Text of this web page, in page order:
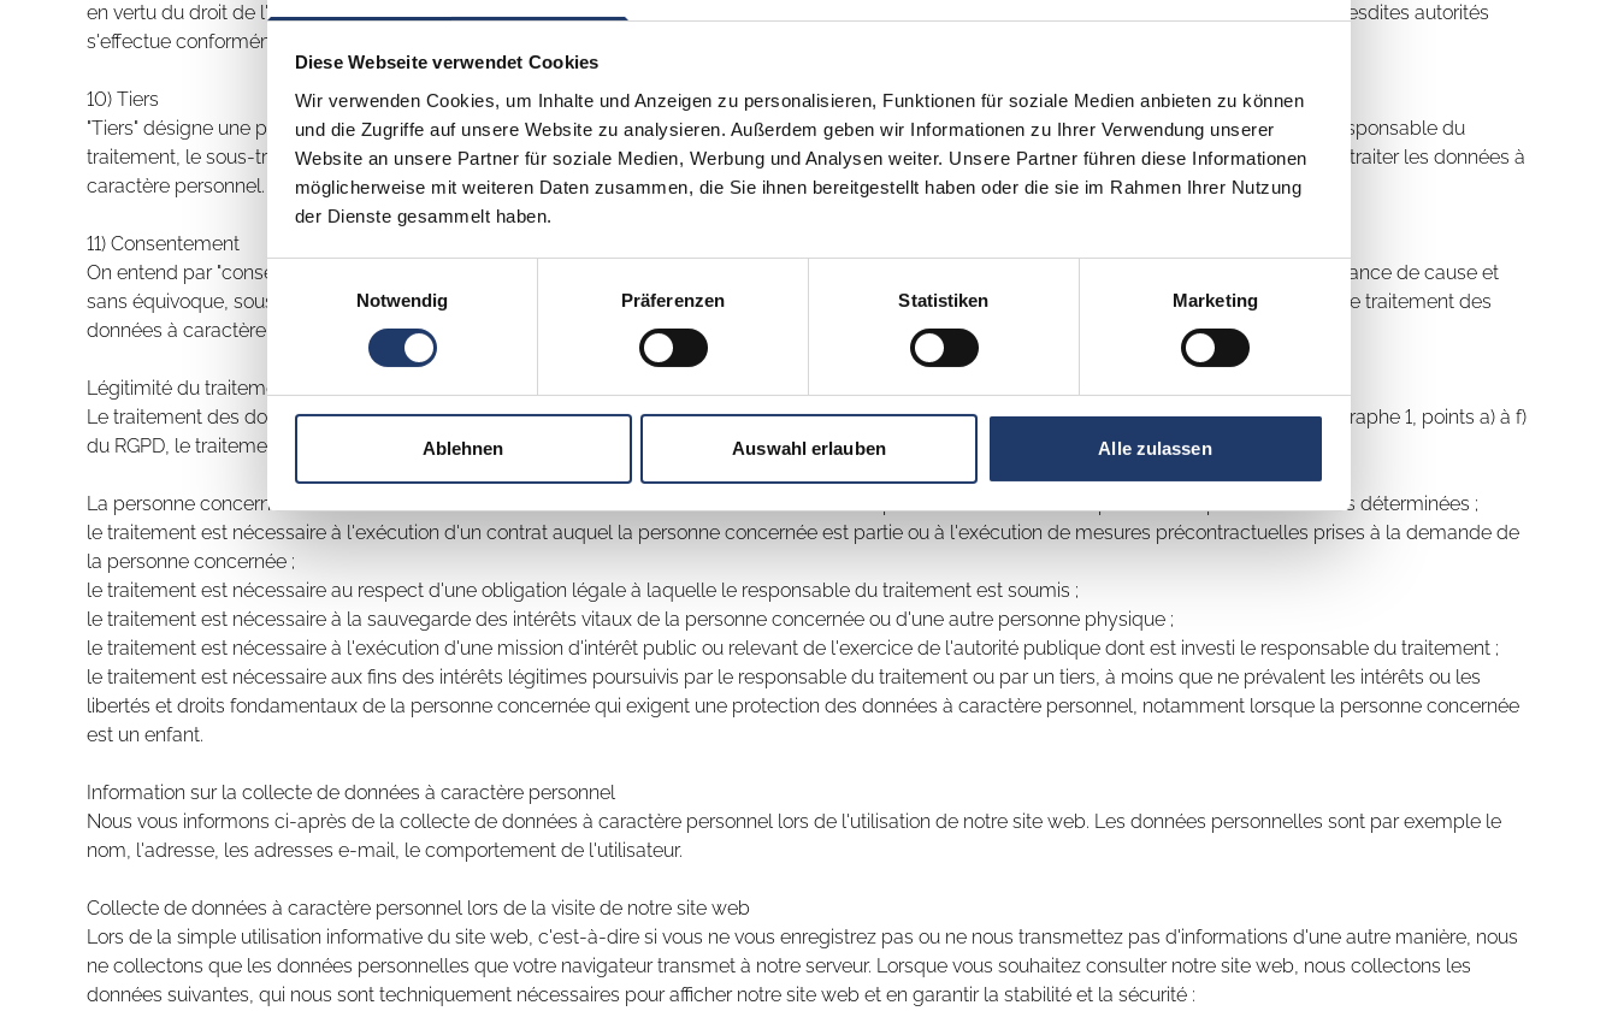
Diese Webseite verwendet Cookies
Wir verwenden Cookies, um Inhalte und Anzeigen zu personalisieren, Funktionen für soziale Medien anbieten zu können
und die Zugriffe auf unsere Website zu analysieren. Außerdem geben wir Informationen zu Ihrer Verwendung unserer
Website an unsere Partner für soziale Medien, Werbung und Analysen weiter. Unsere Partner führen diese Informationen
möglicherweise mit weiteren Daten zusammen, die Sie ihnen bereitgestellt haben oder die sie im Rahmen Ihrer Nutzung
der Dienste gesammelt haben.
Einwilligungsauswahl
Notwendig
Präferenzen Statistiken Marketing
Ablehnen Auswahl erlauben Alle zulassen
en vertu du droit de l'Union ou du droit des États membres ne sont pas considérées comme des destinataires ; le traitement de ces données par lesdites autorités
s'effectue conformément à la législation applicable en matière de protection des données, conformément aux finalités du traitement.
10) Tiers
"Tiers" désigne une personne physique ou morale, une autorité publique, un organisme ou un autre service autre que la personne concernée, le responsable du
traitement, le sous-traitant et les personnes qui, placées sous l'autorité directe du responsable du traitement ou du sous-traitant, sont habilitées à traiter les données à
caractère personnel.
11) Consentement
On entend par "consentement" de la personne concernée toute manifestation de volonté, exprimée librement pour un cas spécifique, en connaissance de cause et
sans équivoque, sous la forme d'une déclaration ou de tout autre acte confirmatif clair, par lequel la personne concernée indique qu'elle accepte le traitement des
données à caractère personnel la concernant.
Légitimité du traitement
Le traitement des données à caractère personnel n'est licite que s'il existe une base juridique pour le traitement. Conformément à l'article 6, paragraphe 1, points a) à f)
du RGPD, le traitement peut notamment avoir pour base juridique :
La personne concernée a donné son consentement au traitement des données à caractère personnel la concernant pour une ou plusieurs finalités déterminées ;
le traitement est nécessaire à l'exécution d'un contrat auquel la personne concernée est partie ou à l'exécution de mesures précontractuelles prises à la demande de
la personne concernée ;
le traitement est nécessaire au respect d'une obligation légale à laquelle le responsable du traitement est soumis ;
le traitement est nécessaire à la sauvegarde des intérêts vitaux de la personne concernée ou d'une autre personne physique ;
le traitement est nécessaire à l'exécution d'une mission d'intérêt public ou relevant de l'exercice de l'autorité publique dont est investi le responsable du traitement ;
le traitement est nécessaire aux fins des intérêts légitimes poursuivis par le responsable du traitement ou par un tiers, à moins que ne prévalent les intérêts ou les
libertés et droits fondamentaux de la personne concernée qui exigent une protection des données à caractère personnel, notamment lorsque la personne concernée
est un enfant.
Information sur la collecte de données à caractère personnel
Nous vous informons ci-après de la collecte de données à caractère personnel lors de l'utilisation de notre site web. Les données personnelles sont par exemple le
nom, l'adresse, les adresses e-mail, le comportement de l'utilisateur.
Collecte de données à caractère personnel lors de la visite de notre site web
Lors de la simple utilisation informative du site web, c'est-à-dire si vous ne vous enregistrez pas ou ne nous transmettez pas d'informations d'une autre manière, nous
ne collectons que les données personnelles que votre navigateur transmet à notre serveur. Lorsque vous souhaitez consulter notre site web, nous collectons les
données suivantes, qui nous sont techniquement nécessaires pour afficher notre site web et en garantir la stabilité et la sécurité :